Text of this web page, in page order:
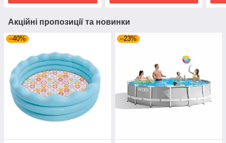
Акційні пропозиції та новинки
–40% –23%